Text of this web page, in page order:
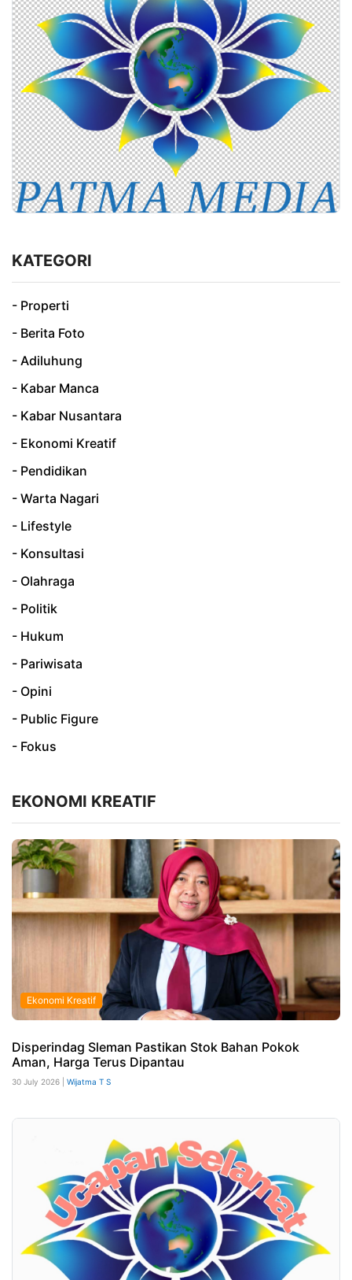
KATEGORI
- Properti
- Berita Foto
- Adiluhung
- Kabar Manca
- Kabar Nusantara
- Ekonomi Kreatif
- Pendidikan
- Warta Nagari
- Lifestyle
- Konsultasi
- Olahraga
- Politik
- Hukum
- Pariwisata
- Opini
- Public Figure
- Fokus
EKONOMI KREATIF
Ekonomi Kreatif
Disperindag Sleman Pastikan Stok Bahan Pokok
Aman, Harga Terus Dipantau
30 July 2026 | Wijatma T S